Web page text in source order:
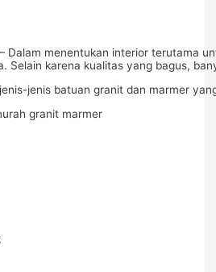
Dalam menentukan interior terutama
Selain karena kualitas yang bagus,
jenis batuan granit dan marmer